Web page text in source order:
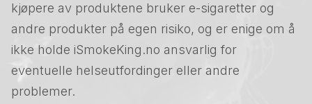
kjøpere av produktene bruker e-sigaretter og
andre produkter på egen risiko, og er enige om å
ikke holde iSmokeKing.no ansvarlig for
eventuelle helseutfordinger eller andre
problemer.